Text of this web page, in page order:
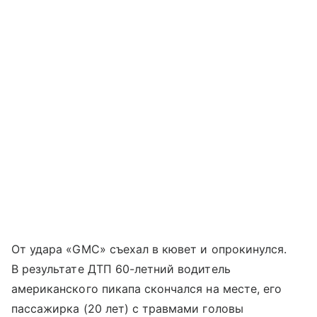
От удара «GMC» съехал в кювет и опрокинулся.
В результате ДТП 60-летний водитель
американского пикапа скончался на месте, его
пассажирка (20 лет) с травмами головы